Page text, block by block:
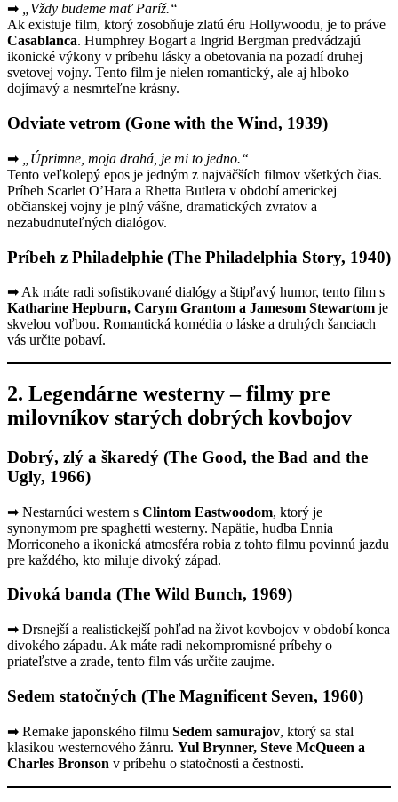
➡
„Vždy budeme mať Paríž.“
Ak existuje film, ktorý zosobňuje zlatú éru Hollywoodu, je to práve
Casablanca. Humphrey Bogart a Ingrid Bergman predvádzajú
ikonické výkony v príbehu lásky a obetovania na pozadí druhej
svetovej vojny. Tento film je nielen romantický, ale aj hlboko
dojímavý a nesmrteľne krásny.
Odviate vetrom (Gone with the Wind, 1939)
➡
„Úprimne, moja drahá, je mi to jedno.“
Tento veľkolepý epos je jedným z najväčších filmov všetkých čias.
Príbeh Scarlet O’Hara a Rhetta Butlera v období americkej
občianskej vojny je plný vášne, dramatických zvratov a
nezabudnuteľných dialógov.
Príbeh z Philadelphie (The Philadelphia Story, 1940)
➡ Ak máte radi sofistikované dialógy a štipľavý humor, tento film s
Katharine Hepburn, Carym Grantom a Jamesom Stewartom je
skvelou voľbou. Romantická komédia o láske a druhých šanciach
vás určite pobaví.
2. Legendárne westerny – filmy pre
milovníkov starých dobrých kovbojov
Dobrý, zlý a škaredý (The Good, the Bad and the
Ugly, 1966)
➡ Nestarnúci western s Clintom Eastwoodom, ktorý je
synonymom pre spaghetti westerny. Napätie, hudba Ennia
Morriconeho a ikonická atmosféra robia z tohto filmu povinnú jazdu
pre každého, kto miluje divoký západ.
Divoká banda (The Wild Bunch, 1969)
➡ Drsnejší a realistickejší pohľad na život kovbojov v období konca
divokého západu. Ak máte radi nekompromisné príbehy o
priateľstve a zrade, tento film vás určite zaujme.
Sedem statočných (The Magnificent Seven, 1960)
➡ Remake japonského filmu Sedem samurajov, ktorý sa stal
klasikou westernového žánru. Yul Brynner, Steve McQueen a
Charles Bronson v príbehu o statočnosti a čestnosti.